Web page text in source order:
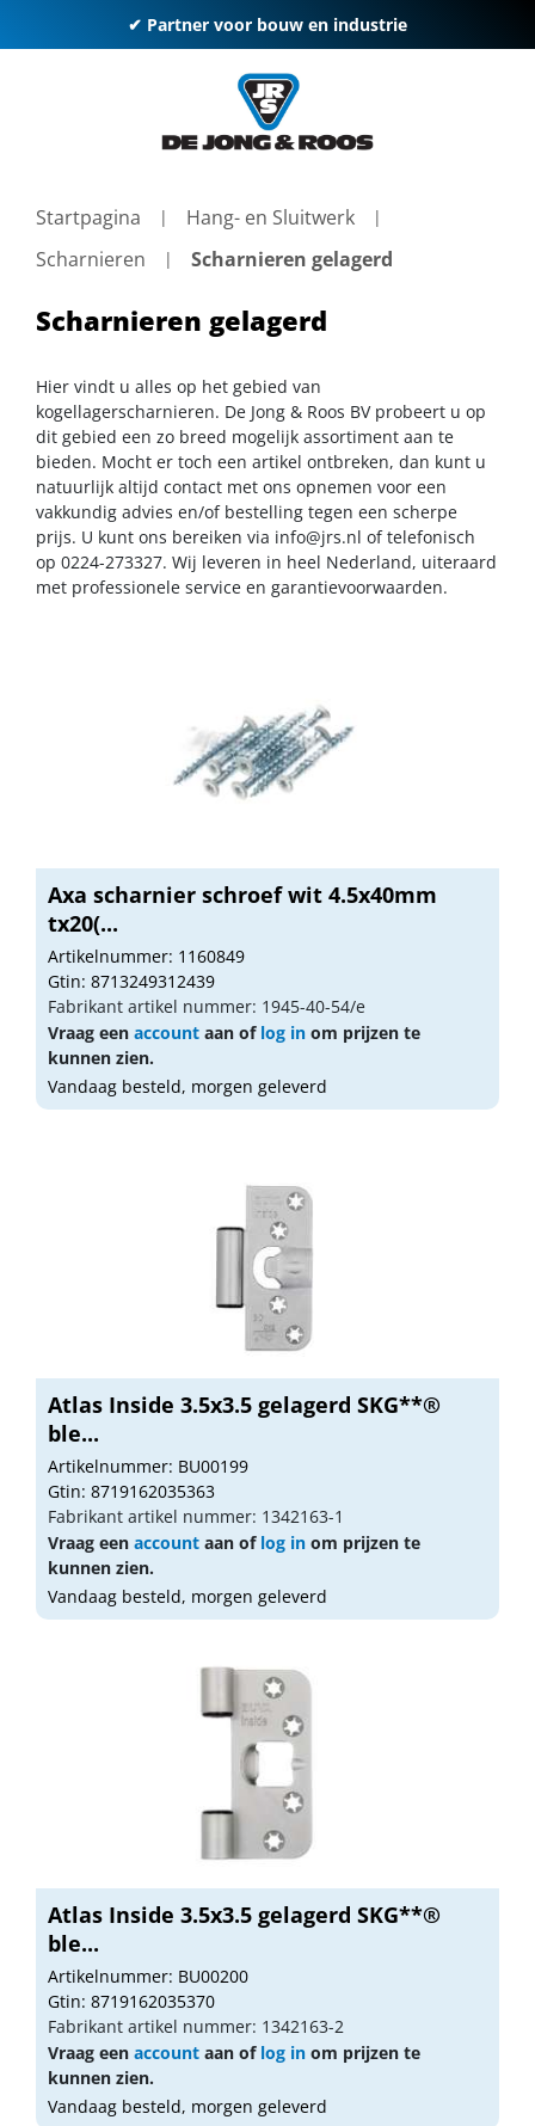
✔ Partner voor bouw en industrie
Startpagina
Hang- en Sluitwerk
Scharnieren
Scharnieren gelagerd
Scharnieren gelagerd
Hier vindt u alles op het gebied van
kogellagerscharnieren. De Jong & Roos BV probeert u op
dit gebied een zo breed mogelijk assortiment aan te
bieden. Mocht er toch een artikel ontbreken, dan kunt u
natuurlijk altijd contact met ons opnemen voor een
vakkundig advies en/of bestelling tegen een scherpe
prijs. U kunt ons bereiken via info@jrs.nl of telefonisch
op 0224-273327. Wij leveren in heel Nederland, uiteraard
met professionele service en garantievoorwaarden.
Axa scharnier schroef wit 4.5x40mm
tx20(...
Artikelnummer: 1160849
Gtin: 8713249312439
Fabrikant artikel nummer: 1945-40-54/e
Vraag een account aan of log in om prijzen te
kunnen zien.
Vandaag besteld, morgen geleverd
Atlas Inside 3.5x3.5 gelagerd SKG**®
ble...
Artikelnummer: BU00199
Gtin: 8719162035363
Fabrikant artikel nummer: 1342163-1
Vraag een account aan of log in om prijzen te
kunnen zien.
Vandaag besteld, morgen geleverd
Atlas Inside 3.5x3.5 gelagerd SKG**®
ble...
Artikelnummer: BU00200
Gtin: 8719162035370
Fabrikant artikel nummer: 1342163-2
Vraag een account aan of log in om prijzen te
kunnen zien.
Vandaag besteld, morgen geleverd